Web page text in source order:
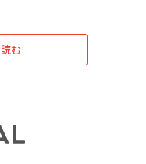
む